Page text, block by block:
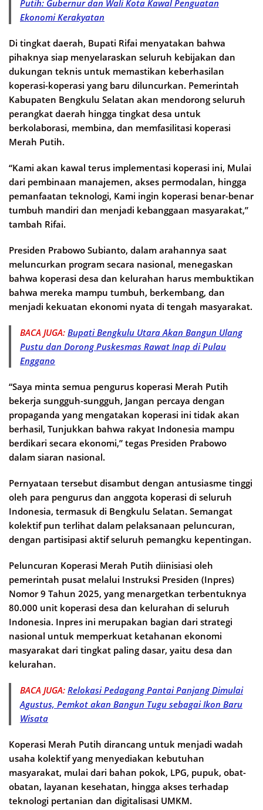
Putih: Gubernur dan Wali Kota Kawal Penguatan
Ekonomi Kerakyatan
Di tingkat daerah, Bupati Rifai menyatakan bahwa
pihaknya siap menyelaraskan seluruh kebijakan dan
dukungan teknis untuk memastikan keberhasilan
koperasi-koperasi yang baru diluncurkan. Pemerintah
Kabupaten Bengkulu Selatan akan mendorong seluruh
perangkat daerah hingga tingkat desa untuk
berkolaborasi, membina, dan memfasilitasi koperasi
Merah Putih.
“Kami akan kawal terus implementasi koperasi ini, Mulai
dari pembinaan manajemen, akses permodalan, hingga
pemanfaatan teknologi, Kami ingin koperasi benar-benar
tumbuh mandiri dan menjadi kebanggaan masyarakat,”
tambah Rifai.
Presiden Prabowo Subianto, dalam arahannya saat
meluncurkan program secara nasional, menegaskan
bahwa koperasi desa dan kelurahan harus membuktikan
bahwa mereka mampu tumbuh, berkembang, dan
menjadi kekuatan ekonomi nyata di tengah masyarakat.
BACA JUGA: Bupati Bengkulu Utara Akan Bangun Ulang
Pustu dan Dorong Puskesmas Rawat Inap di Pulau
Enggano
“Saya minta semua pengurus koperasi Merah Putih
bekerja sungguh-sungguh, Jangan percaya dengan
propaganda yang mengatakan koperasi ini tidak akan
berhasil, Tunjukkan bahwa rakyat Indonesia mampu
berdikari secara ekonomi,” tegas Presiden Prabowo
dalam siaran nasional.
Pernyataan tersebut disambut dengan antusiasme tinggi
oleh para pengurus dan anggota koperasi di seluruh
Indonesia, termasuk di Bengkulu Selatan. Semangat
kolektif pun terlihat dalam pelaksanaan peluncuran,
dengan partisipasi aktif seluruh pemangku kepentingan.
Peluncuran Koperasi Merah Putih diinisiasi oleh
pemerintah pusat melalui Instruksi Presiden (Inpres)
Nomor 9 Tahun 2025, yang menargetkan terbentuknya
80.000 unit koperasi desa dan kelurahan di seluruh
Indonesia. Inpres ini merupakan bagian dari strategi
nasional untuk memperkuat ketahanan ekonomi
masyarakat dari tingkat paling dasar, yaitu desa dan
kelurahan.
BACA JUGA: Relokasi Pedagang Pantai Panjang Dimulai
Agustus, Pemkot akan Bangun Tugu sebagai Ikon Baru
Wisata
Koperasi Merah Putih dirancang untuk menjadi wadah
usaha kolektif yang menyediakan kebutuhan
masyarakat, mulai dari bahan pokok, LPG, pupuk, obat-
obatan, layanan kesehatan, hingga akses terhadap
teknologi pertanian dan digitalisasi UMKM.